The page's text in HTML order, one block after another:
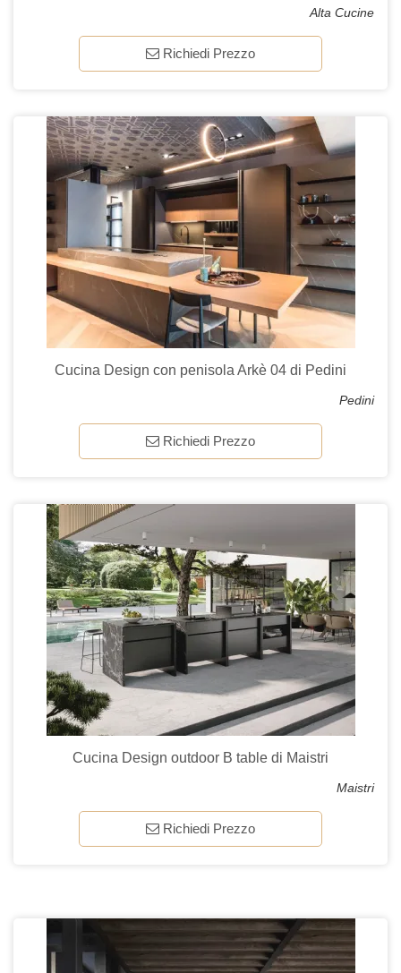
Alta Cucine
Richiedi Prezzo
Cucina Design con penisola Arkè 04 di Pedini
Pedini
Richiedi Prezzo
Cucina Design outdoor B table di Maistri
Maistri
Richiedi Prezzo